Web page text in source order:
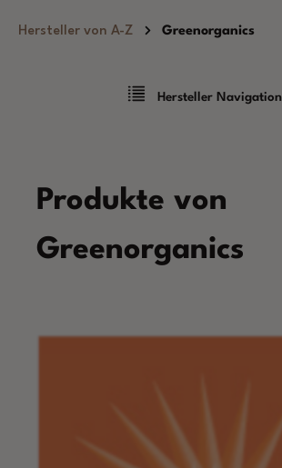
Hauptinhalt springen
Hersteller von A-Z Greenorganics
Hersteller Navigation
Produkte von
Greenorganics